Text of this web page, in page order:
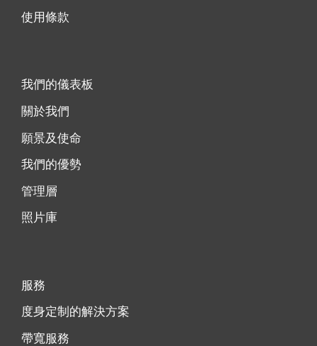
使用條款
我們的儀表板
關於我們
願景及使命
我們的優勢
管理層
照片庫
服務
度身定制的解決方案
帶寬服務